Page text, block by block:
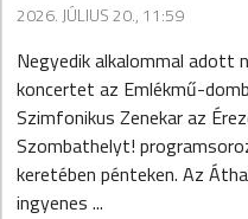
2026. JÚLIUS 20., 11:59
Negyedik alkalommal adott
koncertet az Emlékmű-
Szimfonikus Zenekar az
Szombathelyt!
keretében pénteken. Az
ingyenes ...